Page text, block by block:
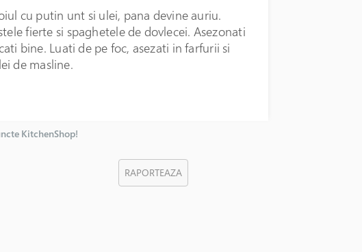
cu putin unt si ulei, pana devine auriu.
fierte si spaghetele de dovlecei. Asezonati
bine. Luati de pe foc, asezati in farfurii si
de masline.
KitchenShop!
RAPORTEAZA